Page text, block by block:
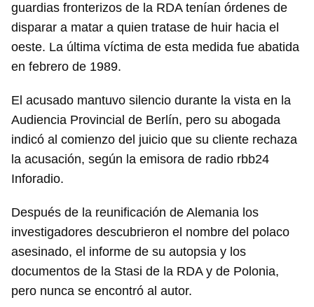
guardias fronterizos de la RDA tenían órdenes de
disparar a matar a quien tratase de huir hacia el
oeste. La última víctima de esta medida fue abatida
en febrero de 1989.
El acusado mantuvo silencio durante la vista en la
Audiencia Provincial de Berlín, pero su abogada
indicó al comienzo del juicio que su cliente rechaza
la acusación, según la emisora de radio rbb24
Inforadio.
Después de la reunificación de Alemania los
investigadores descubrieron el nombre del polaco
asesinado, el informe de su autopsia y los
documentos de la Stasi de la RDA y de Polonia,
pero nunca se encontró al autor.